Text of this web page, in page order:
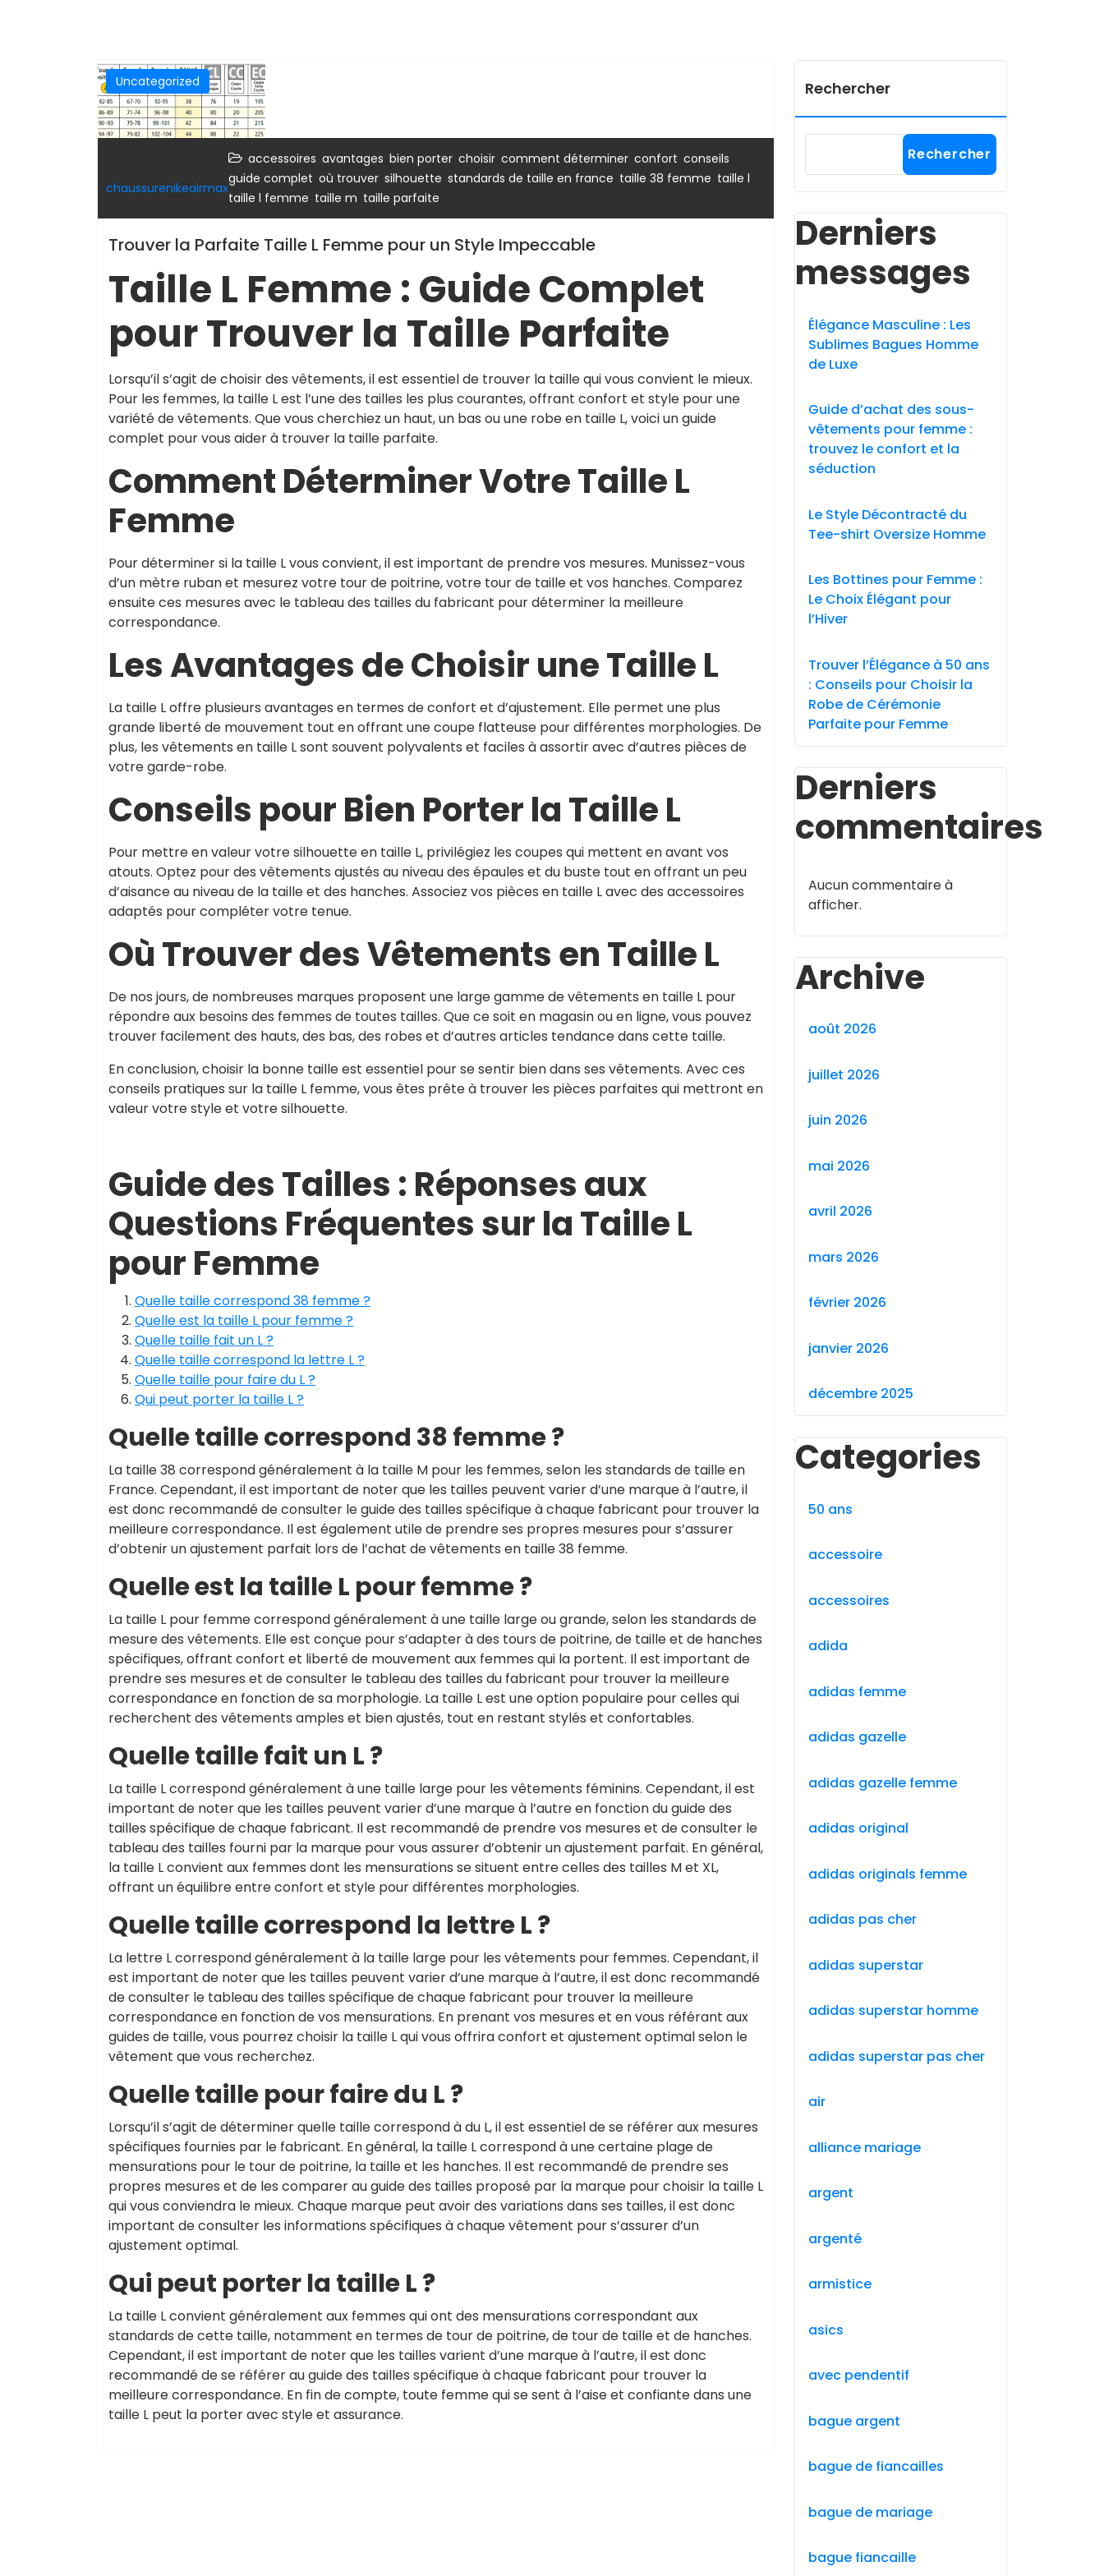
Uncategorized
chaussurenikeairmax
accessoires avantages bien porter choisir comment déterminer confort conseils
guide complet où trouver silhouette standards de taille en france taille 38 femme taille l
taille l femme taille m taille parfaite
Trouver la Parfaite Taille L Femme pour un Style Impeccable
Taille L Femme : Guide Complet
pour Trouver la Taille Parfaite
Lorsqu’il s’agit de choisir des vêtements, il est essentiel de trouver la taille qui vous convient le mieux.
Pour les femmes, la taille L est l’une des tailles les plus courantes, offrant confort et style pour une
variété de vêtements. Que vous cherchiez un haut, un bas ou une robe en taille L, voici un guide
complet pour vous aider à trouver la taille parfaite.
Comment Déterminer Votre Taille L
Femme
Pour déterminer si la taille L vous convient, il est important de prendre vos mesures. Munissez-vous
d’un mètre ruban et mesurez votre tour de poitrine, votre tour de taille et vos hanches. Comparez
ensuite ces mesures avec le tableau des tailles du fabricant pour déterminer la meilleure
correspondance.
Les Avantages de Choisir une Taille L
La taille L offre plusieurs avantages en termes de confort et d’ajustement. Elle permet une plus
grande liberté de mouvement tout en offrant une coupe flatteuse pour différentes morphologies. De
plus, les vêtements en taille L sont souvent polyvalents et faciles à assortir avec d’autres pièces de
votre garde-robe.
Conseils pour Bien Porter la Taille L
Pour mettre en valeur votre silhouette en taille L, privilégiez les coupes qui mettent en avant vos
atouts. Optez pour des vêtements ajustés au niveau des épaules et du buste tout en offrant un peu
d’aisance au niveau de la taille et des hanches. Associez vos pièces en taille L avec des accessoires
adaptés pour compléter votre tenue.
Où Trouver des Vêtements en Taille L
De nos jours, de nombreuses marques proposent une large gamme de vêtements en taille L pour
répondre aux besoins des femmes de toutes tailles. Que ce soit en magasin ou en ligne, vous pouvez
trouver facilement des hauts, des bas, des robes et d’autres articles tendance dans cette taille.
En conclusion, choisir la bonne taille est essentiel pour se sentir bien dans ses vêtements. Avec ces
conseils pratiques sur la taille L femme, vous êtes prête à trouver les pièces parfaites qui mettront en
valeur votre style et votre silhouette.
Guide des Tailles : Réponses aux
Questions Fréquentes sur la Taille L
pour Femme
Quelle taille correspond 38 femme ?
Quelle est la taille L pour femme ?
Quelle taille fait un L ?
Quelle taille correspond la lettre L ?
Quelle taille pour faire du L ?
Qui peut porter la taille L ?
Quelle taille correspond 38 femme ?
La taille 38 correspond généralement à la taille M pour les femmes, selon les standards de taille en
France. Cependant, il est important de noter que les tailles peuvent varier d’une marque à l’autre, il
est donc recommandé de consulter le guide des tailles spécifique à chaque fabricant pour trouver la
meilleure correspondance. Il est également utile de prendre ses propres mesures pour s’assurer
d’obtenir un ajustement parfait lors de l’achat de vêtements en taille 38 femme.
Quelle est la taille L pour femme ?
La taille L pour femme correspond généralement à une taille large ou grande, selon les standards de
mesure des vêtements. Elle est conçue pour s’adapter à des tours de poitrine, de taille et de hanches
spécifiques, offrant confort et liberté de mouvement aux femmes qui la portent. Il est important de
prendre ses mesures et de consulter le tableau des tailles du fabricant pour trouver la meilleure
correspondance en fonction de sa morphologie. La taille L est une option populaire pour celles qui
recherchent des vêtements amples et bien ajustés, tout en restant stylés et confortables.
Quelle taille fait un L ?
La taille L correspond généralement à une taille large pour les vêtements féminins. Cependant, il est
important de noter que les tailles peuvent varier d’une marque à l’autre en fonction du guide des
tailles spécifique de chaque fabricant. Il est recommandé de prendre vos mesures et de consulter le
tableau des tailles fourni par la marque pour vous assurer d’obtenir un ajustement parfait. En général,
la taille L convient aux femmes dont les mensurations se situent entre celles des tailles M et XL,
offrant un équilibre entre confort et style pour différentes morphologies.
Quelle taille correspond la lettre L ?
La lettre L correspond généralement à la taille large pour les vêtements pour femmes. Cependant, il
est important de noter que les tailles peuvent varier d’une marque à l’autre, il est donc recommandé
de consulter le tableau des tailles spécifique de chaque fabricant pour trouver la meilleure
correspondance en fonction de vos mensurations. En prenant vos mesures et en vous référant aux
guides de taille, vous pourrez choisir la taille L qui vous offrira confort et ajustement optimal selon le
vêtement que vous recherchez.
Quelle taille pour faire du L ?
Lorsqu’il s’agit de déterminer quelle taille correspond à du L, il est essentiel de se référer aux mesures
spécifiques fournies par le fabricant. En général, la taille L correspond à une certaine plage de
mensurations pour le tour de poitrine, la taille et les hanches. Il est recommandé de prendre ses
propres mesures et de les comparer au guide des tailles proposé par la marque pour choisir la taille L
qui vous conviendra le mieux. Chaque marque peut avoir des variations dans ses tailles, il est donc
important de consulter les informations spécifiques à chaque vêtement pour s’assurer d’un
ajustement optimal.
Qui peut porter la taille L ?
La taille L convient généralement aux femmes qui ont des mensurations correspondant aux
standards de cette taille, notamment en termes de tour de poitrine, de tour de taille et de hanches.
Cependant, il est important de noter que les tailles varient d’une marque à l’autre, il est donc
recommandé de se référer au guide des tailles spécifique à chaque fabricant pour trouver la
meilleure correspondance. En fin de compte, toute femme qui se sent à l’aise et confiante dans une
taille L peut la porter avec style et assurance.
Rechercher
Rechercher
Derniers
messages
Élégance Masculine : Les
Sublimes Bagues Homme
de Luxe
Guide d’achat des sous-
vêtements pour femme :
trouvez le confort et la
séduction
Le Style Décontracté du
Tee-shirt Oversize Homme
Les Bottines pour Femme :
Le Choix Élégant pour
l’Hiver
Trouver l’Élégance à 50 ans
: Conseils pour Choisir la
Robe de Cérémonie
Parfaite pour Femme
Derniers
commentaires
Aucun commentaire à
afficher.
Archive
août 2026
juillet 2026
juin 2026
mai 2026
avril 2026
mars 2026
février 2026
janvier 2026
décembre 2025
Categories
50 ans
accessoire
accessoires
adida
adidas femme
adidas gazelle
adidas gazelle femme
adidas original
adidas originals femme
adidas pas cher
adidas superstar
adidas superstar homme
adidas superstar pas cher
air
alliance mariage
argent
argenté
armistice
asics
avec pendentif
bague argent
bague de fiancailles
bague de mariage
bague fiancaille